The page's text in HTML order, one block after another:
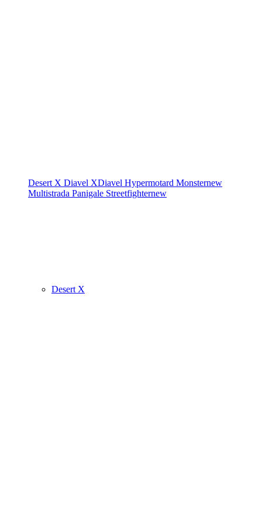
Desert X Diavel XDiavel Hypermotard Monsternew
Multistrada Panigale Streetfighternew
Desert X